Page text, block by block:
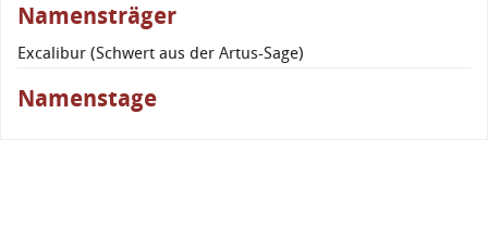
Namensträger
Excalibur (Schwert aus der Artus-Sage)
Namenstage